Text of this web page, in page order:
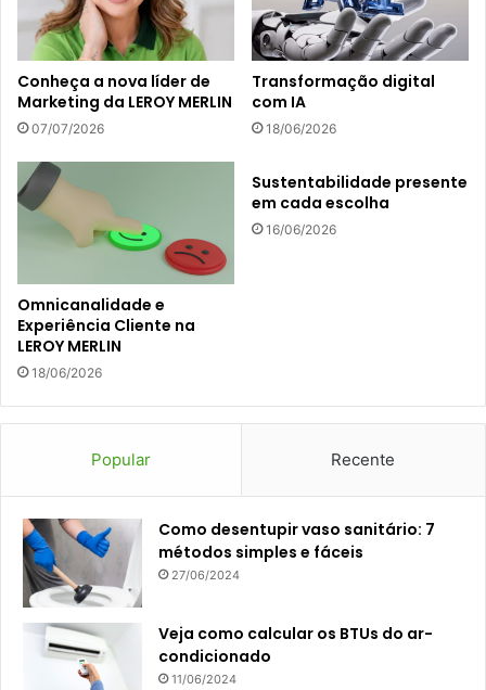
Conheça a nova líder de
Marketing da LEROY MERLIN
07/07/2026
Transformação digital
com IA
18/06/2026
Omnicanalidade e
Experiência Cliente na
LEROY MERLIN
18/06/2026
Sustentabilidade presente
em cada escolha
16/06/2026
Popular Recente
Como desentupir vaso sanitário: 7
métodos simples e fáceis
27/06/2024
Veja como calcular os BTUs do ar-
condicionado
11/06/2024